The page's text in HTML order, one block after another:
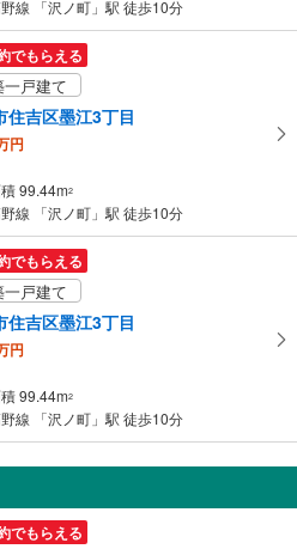
線 「沢ノ町」駅 徒歩10分
でもらえる
一戸建て
住吉区墨江3丁目
円
99.44m2
線 「沢ノ町」駅 徒歩10分
でもらえる
一戸建て
住吉区墨江3丁目
円
99.44m2
線 「沢ノ町」駅 徒歩10分
でもらえる